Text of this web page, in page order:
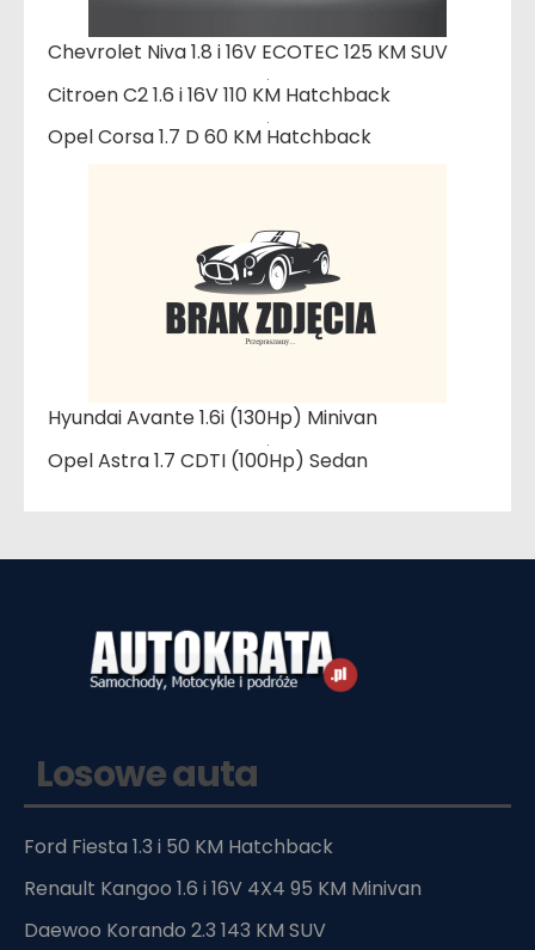
Chevrolet Niva 1.8 i 16V ECOTEC 125 KM SUV
Citroen C2 1.6 i 16V 110 KM Hatchback
Opel Corsa 1.7 D 60 KM Hatchback
Hyundai Avante 1.6i (130Hp) Minivan
Opel Astra 1.7 CDTI (100Hp) Sedan
Losowe auta
Ford Fiesta 1.3 i 50 KM Hatchback
Renault Kangoo 1.6 i 16V 4X4 95 KM Minivan
Daewoo Korando 2.3 143 KM SUV